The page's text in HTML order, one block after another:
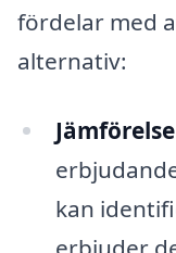
fördelar med
alternativ:
kan